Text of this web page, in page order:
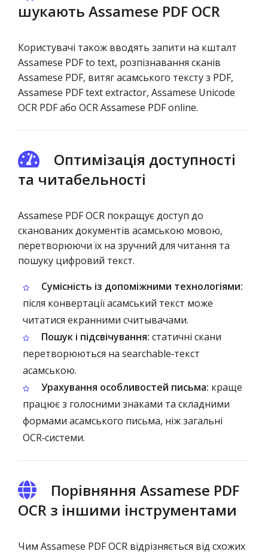
шукають Assamese PDF OCR
Користувачі також вводять запити на кшталт
Assamese PDF to text, розпізнавання сканів
Assamese PDF, витяг асамського тексту з PDF,
Assamese PDF text extractor, Assamese Unicode
OCR PDF або OCR Assamese PDF online.
Оптимізація доступності
та читабельності
Assamese PDF OCR покращує доступ до
сканованих документів асамською мовою,
перетворюючи їх на зручний для читання та
пошуку цифровий текст.
Сумісність із допоміжними технологіями:
після конвертації асамський текст може
читатися екранними считывачами.
Пошук і підсвічування: статичні скани
перетворюються на searchable‑текст
асамською.
Урахування особливостей письма: краще
працює з голосними знаками та складними
формами асамського письма, ніж загальні
OCR‑системи.
Порівняння Assamese PDF
OCR з іншими інструментами
Чим Assamese PDF OCR відрізняється від схожих